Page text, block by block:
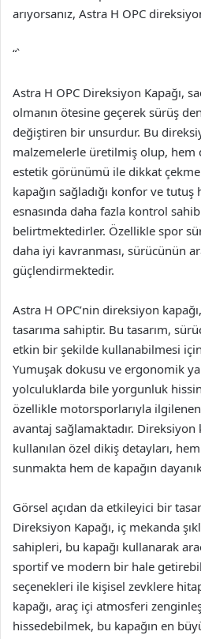
arıyorsanız, Astra H OPC
“`
Astra H OPC Direksiyon Kapağı,
olmanın ötesine geçerek sürüş
değiştiren bir unsurdur. Bu
malzemelerle üretilmiş olup, hem
estetik görünümü ile dikkat
kapağın sağladığı konfor ve tutuş
esnasında daha fazla kontrol
belirtmektedirler. Özellikle spor
daha iyi kavranması, sürücünün
güçlendirmektedir.
Astra H OPC’nin direksiyon
tasarıma sahiptir. Bu tasarım,
etkin bir şekilde kullanabilmesi
Yumuşak dokusu ve ergonomik
yolculuklarda bile yorgunluk
özellikle motorsporlarıyla
avantaj sağlamaktadır. Direksiyon
kullanılan özel dikiş detayları,
sunmakta hem de kapağın
Görsel açıdan da etkileyici bir
Direksiyon Kapağı, iç mekanda
sahipleri, bu kapağı kullanarak
sportif ve modern bir hale
seçenekleri ile kişisel zevklere
kapağı, araç içi atmosferi
hissedebilmek, bu kapağın en